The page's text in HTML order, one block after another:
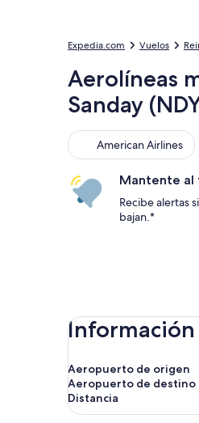
Expedia.com Vuelos
Aerolíneas
Sanday
American Airlines
American Airlines
Mantente al
Recibe alertas
bajan.*
Aeropuerto de origen
Aeropuerto de destino
Distancia